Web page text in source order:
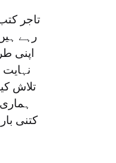
تاجر
رہے
اپنی
تلاش
کتنی